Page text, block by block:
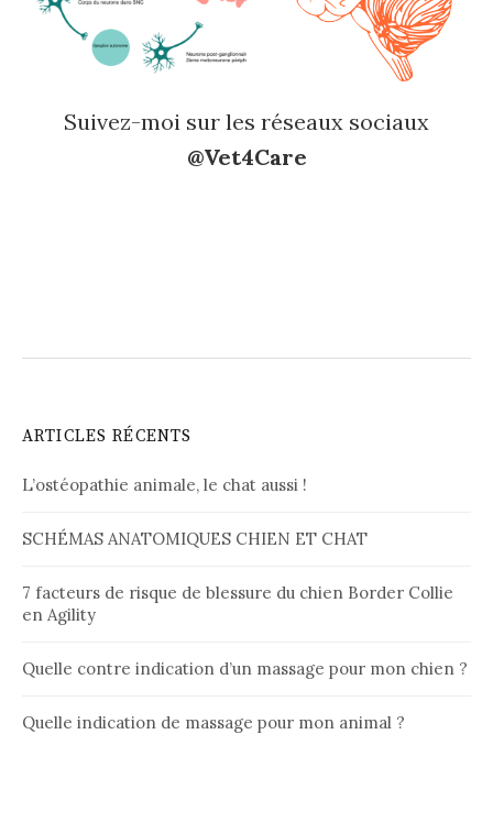
Suivez-moi sur les réseaux sociaux
@Vet4Care
ARTICLES RÉCENTS
L’ostéopathie animale, le chat aussi !
SCHÉMAS ANATOMIQUES CHIEN ET CHAT
7 facteurs de risque de blessure du chien Border Collie
en Agility
Quelle contre indication d’un massage pour mon chien ?
Quelle indication de massage pour mon animal ?